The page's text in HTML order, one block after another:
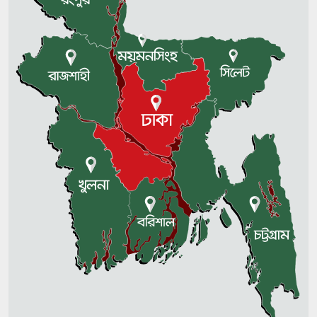
জুলাইয়ের আত্মত্যাগ জাতিকে নতুন
আশা দেখিয়েছে: ঢাবি উপাচার্য
আওয়ামী লীগ আমাদের শত্রু না: এমপি
নাছির চৌধুরী
খুলনায় পিস্তল ও গুলিসহ যুবক গ্রেপ্তার